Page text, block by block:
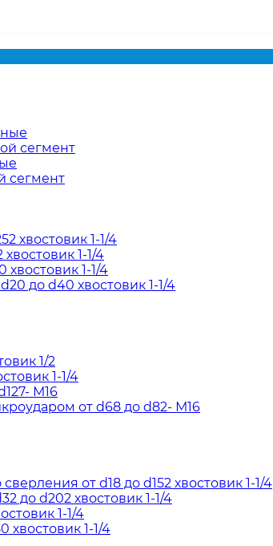
сегмент
сегмент
хвостовик 1-1/4
1-1/4
1-1/4
до d40 хвостовик 1-1/4
1/2
1-1/4
М16
от d68 до d82- М16
от d18 до d152 хвостовик 1-1/4
до d202 хвостовик 1-1/4
1-1/4
хвостовик 1-1/4